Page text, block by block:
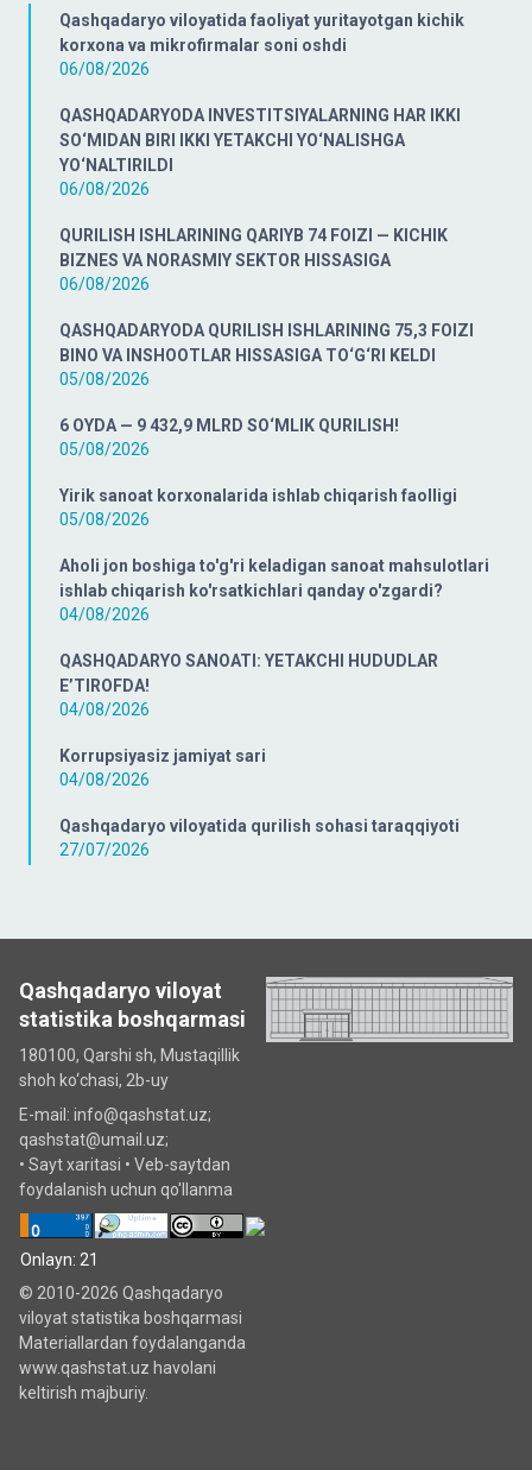
Qashqadaryo viloyatida faoliyat yuritayotgan kichik
korxona va mikrofirmalar soni oshdi
06/08/2026
QASHQADARYODA INVESTITSIYALARNING HAR IKKI
SO‘MIDAN BIRI IKKI YETAKCHI YO‘NALISHGA
YO‘NALTIRILDI
06/08/2026
QURILISH ISHLARINING QARIYB 74 FOIZI — KICHIK
BIZNES VA NORASMIY SEKTOR HISSASIGA
06/08/2026
QASHQADARYODA QURILISH ISHLARINING 75,3 FOIZI
BINO VA INSHOOTLAR HISSASIGA TO‘G‘RI KELDI
05/08/2026
6 OYDA — 9 432,9 MLRD SO‘MLIK QURILISH!
05/08/2026
Yirik sanoat korxonalarida ishlab chiqarish faolligi
05/08/2026
Aholi jon boshiga to'g'ri keladigan sanoat mahsulotlari
ishlab chiqarish ko'rsatkichlari qanday o'zgardi?
04/08/2026
QASHQADARYO SANOATI: YETAKCHI HUDUDLAR
E’TIROFDA!
04/08/2026
Korrupsiyasiz jamiyat sari
04/08/2026
Qashqadaryo viloyatida qurilish sohasi taraqqiyoti
27/07/2026
Qashqadaryo viloyat
statistika boshqarmasi
180100, Qarshi sh, Mustаqillik
shoh ko‘chаsi, 2b-uy
E-mail: info@qashstat.uz;
qashstat@umail.uz;
• Sayt xaritasi • Veb-saytdan
foydalanish uchun qo'llanma
Onlayn: 21
© 2010-2026 Qashqadaryo
viloyat statistika boshqarmasi
Materiallardan foydalanganda
www.qashstat.uz havolani
keltirish majburiy.